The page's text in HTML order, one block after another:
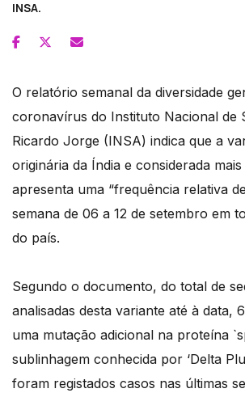
INSA.
O relatório semanal da diversidade
coronavírus do Instituto Nacional de
Ricardo Jorge (INSA) indica que a
originária da Índia e considerada
apresenta uma “frequência relativa
semana de 06 a 12 de setembro em
do país.
Segundo o documento, do total de
analisadas desta variante até à data,
uma mutação adicional na proteína
sublinhagem conhecida por ‘Delta
foram registados casos nas últimas